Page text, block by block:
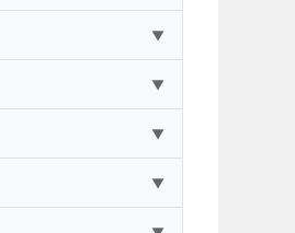
▼
▼
▼
▼